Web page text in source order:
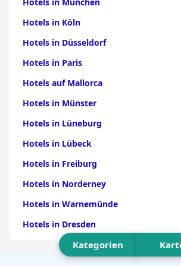
Niue | Hotels in Nauru
Marshallinseln |
Hotels in München
Hotels in Köln
Hotels in Düsseldorf
Hotels in Paris
Hotels auf Mallorca
Hotels in Münster
Hotels in Lüneburg
Hotels in Lübeck
Hotels in Freiburg
Hotels in Norderney
Hotels in Warnemünde
Hotels in Dresden
Hotels am Bodensee
Kategorien